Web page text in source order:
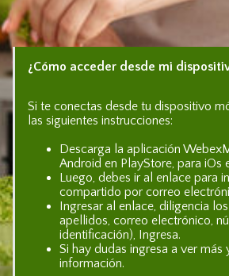
¿Cómo acceder desde mi
Si te conectas desde tu dispositivo
las siguientes instrucciones:
Descarga la aplicación
Android en PlayStore, para iOs
Luego, debes ir al enlace para
compartido por correo
Ingresar al enlace, diligencia
apellidos, correo electrónico,
identificación), Ingresa.
Si hay dudas ingresa a ver más
información.